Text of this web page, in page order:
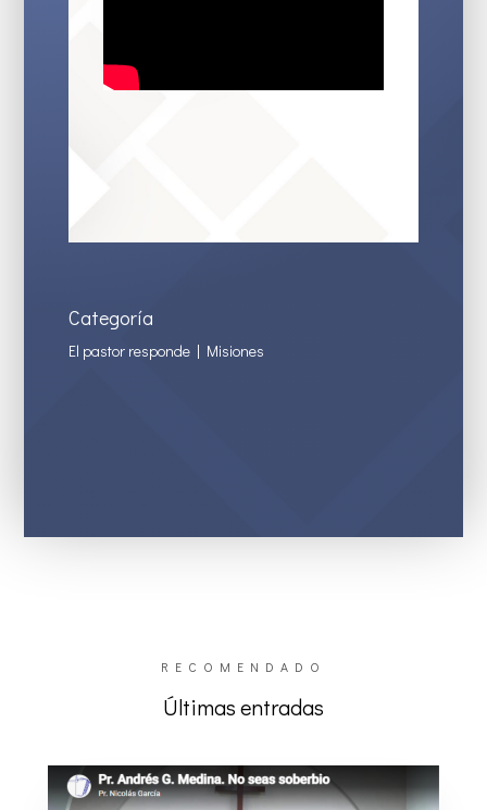
Categoría
El pastor responde| Misiones
RECOMENDADO
Últimas entradas